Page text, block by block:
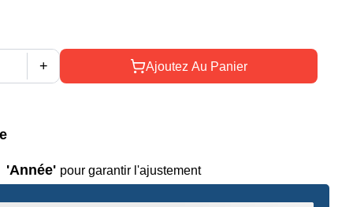
Ajoutez Au Panier
+
'Année' pour garantir l'ajustement